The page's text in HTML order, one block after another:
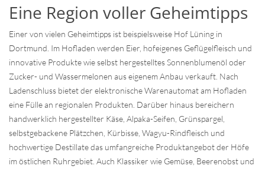
Eine Region voller Geheimtipps
Einer von vielen Geheimtipps ist beispielsweise Hof Lüning in
Dortmund. Im Hofladen werden Eier, hofeigenes Geflügelfleisch und
innovative Produkte wie selbst hergestelltes Sonnenblumenöl oder
Zucker- und Wassermelonen aus eigenem Anbau verkauft. Nach
Ladenschluss bietet der elektronische Warenautomat am Hofladen
eine Fülle an regionalen Produkten. Darüber hinaus bereichern
handwerklich hergestellter Käse, Alpaka-Seifen, Grünspargel,
selbstgebackene Plätzchen, Kürbisse, Wagyu-Rindfleisch und
hochwertige Destillate das umfangreiche Produktangebot der Höfe
im östlichen Ruhrgebiet. Auch Klassiker wie Gemüse, Beerenobst und